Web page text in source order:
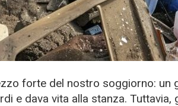
forte del nostro soggiorno: un
e dava vita alla stanza. Tuttavia,